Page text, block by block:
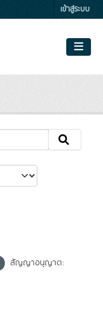
เข้าสู่ระบบ
สัญญาอนุญาต: